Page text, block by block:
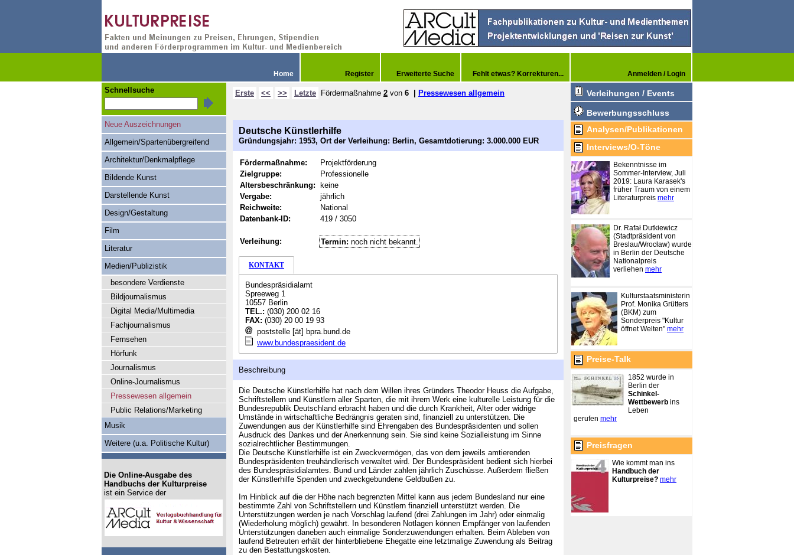
Home Register Erweiterte Suche Fehlt etwas? Korrekturen... Anmelden / Login
Erste << >> Letzte Fördermaßnahme 2 von 6 Pressewesen allgemein
Deutsche Künstlerhilfe
Gründungsjahr: 1953, Ort der Verleihung: Berlin, Gesamtdotierung: 3.000.000 EUR
Fördermaßnahme:
Projektförderung
Zielgruppe:
Professionelle
Altersbeschränkung:
keine
Vergabe:
jährlich
Reichweite:
National
Datenbank-ID:
419 / 3050
Verleihung: Termin: noch nicht bekannt.
KONTAKT
Bundespräsidialamt
Spreeweg 1
10557 Berlin
TEL.: (030) 200 02 16
FAX: (030) 20 00 19 93
poststelle [ät] bpra.bund.de
www.bundespraesident.de
Beschreibung
Die Deutsche Künstlerhilfe hat nach dem Willen ihres Gründers Theodor Heuss die Aufgabe,
Schriftstellern und Künstlern aller Sparten, die mit ihrem Werk eine kulturelle Leistung für die
Bundesrepublik Deutschland erbracht haben und die durch Krankheit, Alter oder widrige
Umstände in wirtschaftliche Bedrängnis geraten sind, finanziell zu unterstützen. Die
Zuwendungen aus der Künstlerhilfe sind Ehrengaben des Bundespräsidenten und sollen
Ausdruck des Dankes und der Anerkennung sein. Sie sind keine Sozialleistung im Sinne
sozialrechtlicher Bestimmungen.
Die Deutsche Künstlerhilfe ist ein Zweckvermögen, das von dem jeweils amtierenden
Bundespräsidenten treuhändlerisch verwaltet wird. Der Bundespräsident bedient sich hierbei
des Bundespräsidialamtes. Bund und Länder zahlen jährlich Zuschüsse. Außerdem fließen
der Künstlerhilfe Spenden und zweckgebundene Geldbußen zu.
Im Hinblick auf die der Höhe nach begrenzten Mittel kann aus jedem Bundesland nur eine
bestimmte Zahl von Schriftstellern und Künstlern finanziell unterstützt werden. Die
Unterstützungen werden je nach Vorschlag laufend (drei Zahlungen im Jahr) oder einmalig
(Wiederholung möglich) gewährt. In besonderen Notlagen können Empfänger von laufenden
Unterstützungen daneben auch einmalige Sonderzuwendungen erhalten. Beim Ableben von
laufend Betreuten erhält der hinterbliebene Ehegatte eine letztmalige Zuwendung als Beitrag
zu den Bestattungskosten.
Schnellsuche
Neue Auszeichnungen
Allgemein/Spartenübergreifend
Architektur/Denkmalpflege
Bildende Kunst
Darstellende Kunst
Design/Gestaltung
Film
Literatur
Medien/Publizistik
besondere Verdienste
Bildjournalismus
Digital Media/Multimedia
Fachjournalismus
Fernsehen
Hörfunk
Journalismus
Online-Journalismus
Pressewesen allgemein
Public Relations/Marketing
Musik
Weitere (u.a. Politische Kultur)
Die Online-Ausgabe des
Handbuchs der Kulturpreise
ist ein Service der
Verleihungen / Events
Bewerbungsschluss
Analysen/Publikationen
Interviews/O-Töne
Bekenntnisse im
Sommer-Interview, Juli
2019: Laura Karasek's
früher Traum von einem
Literaturpreis mehr
Dr. Rafał Dutkiewicz
(Stadtpräsident von
Breslau/Wrocław) wurde
in Berlin der Deutsche
Nationalpreis
verliehen mehr
Kulturstaatsministerin
Prof. Monika Grütters
(BKM) zum
Sonderpreis "Kultur
öffnet Welten" mehr
Preise-Talk
1852 wurde in
Berlin der
Schinkel-
Wettbewerb ins
Leben
gerufen mehr
Preisfragen
Wie kommt man ins
Handbuch der
Kulturpreise? mehr